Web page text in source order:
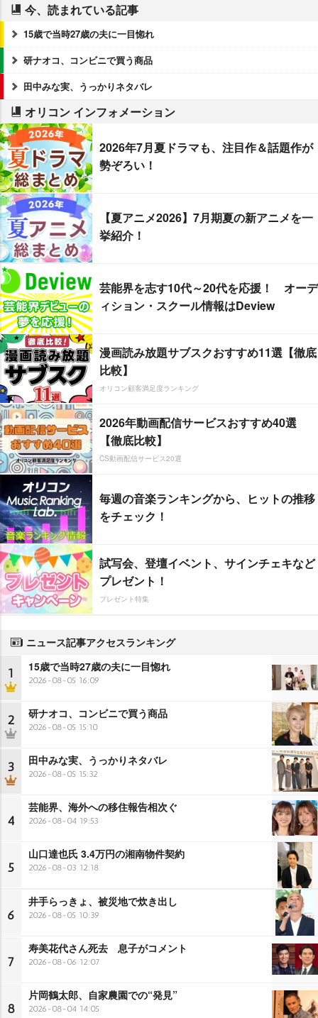
今、読まれている記事
15歳で当時27歳の夫に一目惚れ
研ナオコ、コンビニで買う商品
田中みな実、うっかりネタバレ
オリコン インフォメーション
2026年7月夏ドラマも、注目作＆話題作が
勢ぞろい！
【夏アニメ2026】7月期夏の新アニメを一
挙紹介！
芸能界を志す10代～20代を応援！ オーデ
ィション・スクール情報はDeview
漫画読み放題サブスクおすすめ11選【徹底
比較】
オリコン顧客満足度ランキング
2026年動画配信サービスおすすめ40選
【徹底比較】
CS動画配信サービス20選
毎週の音楽ランキングから、ヒットの推移
をチェック！
試写会、登壇イベント、サインチェキなど
プレゼント！
プレゼント特集
ニュース記事アクセスランキング
1 15歳で当時27歳の夫に一目惚れ
2026-08-05 16:09
2 研ナオコ、コンビニで買う商品
2026-08-05 15:10
3 田中みな実、うっかりネタバレ
2026-08-05 15:32
4
芸能界、海外への移住報告相次ぐ
2026-08-04 19:53
5
山口達也氏 3.4万円の湘南物件契約
2026-08-03 12:18
6
井手らっきょ、被災地で炊き出し
2026-08-05 10:39
7
寿美花代さん死去 息子がコメント
2026-08-06 12:07
8
片岡鶴太郎、自家農園での“発見”
2026-08-04 14:05